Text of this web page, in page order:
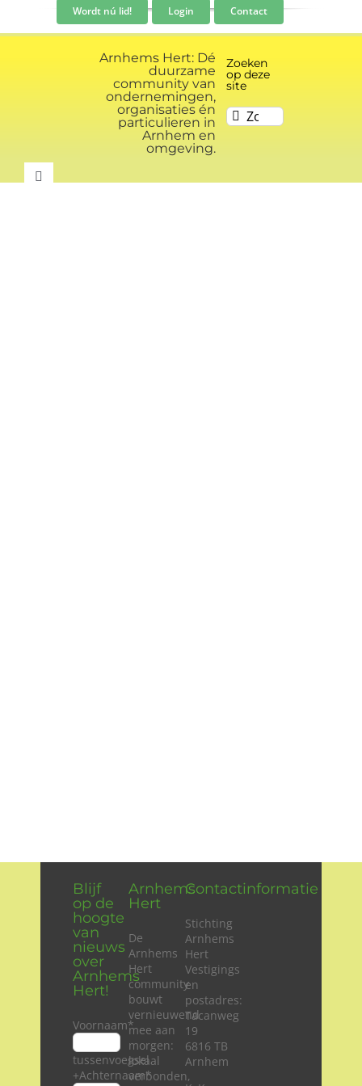
inhoud
Wordt nú lid! Login Contact
Arnhems Hert: Dé
duurzame
community van
ondernemingen,
organisaties én
particulieren in
Arnhem en
omgeving.
Zoeken
op deze
site
Zoeken
naar:
Toggle
Blijf
op de
hoogte
van
nieuws
over
Arnhems
Hert!
Voornaam*
tussenvoegsel
+Achternaam*
Arnhems
Hert
De
Arnhems
Hert
community
bouwt
vernieuwend
mee aan
morgen:
lokaal
verbonden,
Contactinformatie
Stichting
Arnhems
Hert
Vestigings
en
postadres:
Tacanweg
19
6816 TB
Arnhem